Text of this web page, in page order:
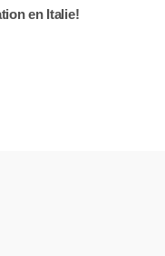
en Italie!